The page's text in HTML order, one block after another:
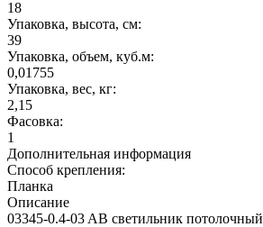
18
Упаковка, высота, см:
39
Упаковка, объем, куб.м:
0,01755
Упаковка, вес, кг:
2,15
Фасовка:
1
Дополнительная информация
Способ крепления:
Планка
Описание
03345-0.4-03 AB светильник потолочный